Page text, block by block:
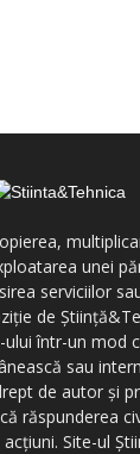
unei
serviciilor
de
într-un mod
sau
de autor și
răspunderea
Site-ul